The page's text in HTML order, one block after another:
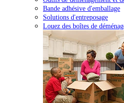
Bande adhésive d'emballage
Solutions d'entreposage
Louez des boîtes de